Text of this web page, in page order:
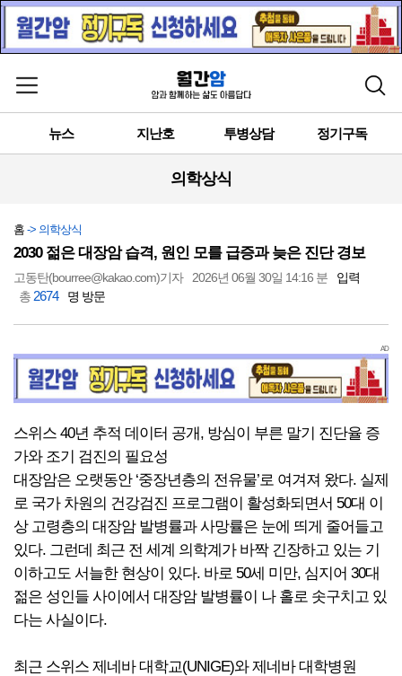
메뉴 열기 검색
뉴스 지난호 투병상담 정기구독
의학상식
홈 -> 의학상식
2030 젊은 대장암 습격, 원인 모를 급증과 늦은 진단 경보
고동탄(bourree@kakao.com)기자 2026년 06월 30일 14:16 분
입력
총 2674 명 방문
AD
스위스 40년 추적 데이터 공개, 방심이 부른 말기 진단율 증
가와 조기 검진의 필요성
대장암은 오랫동안 ‘중장년층의 전유물’로 여겨져 왔다. 실제
로 국가 차원의 건강검진 프로그램이 활성화되면서 50대 이
상 고령층의 대장암 발병률과 사망률은 눈에 띄게 줄어들고
있다. 그런데 최근 전 세계 의학계가 바짝 긴장하고 있는 기
이하고도 서늘한 현상이 있다. 바로 50세 미만, 심지어 30대
젊은 성인들 사이에서 대장암 발병률이 나 홀로 솟구치고 있
다는 사실이다.
최근 스위스 제네바 대학교(UNIGE)와 제네바 대학병원